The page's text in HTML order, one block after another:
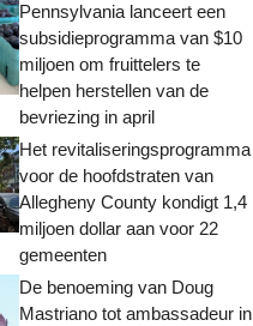
Pennsylvania lanceert een
subsidieprogramma van $10
miljoen om fruittelers te
helpen herstellen van de
bevriezing in april
Het revitaliseringsprogramma
voor de hoofdstraten van
Allegheny County kondigt 1,4
miljoen dollar aan voor 22
gemeenten
De benoeming van Doug
Mastriano tot ambassadeur in